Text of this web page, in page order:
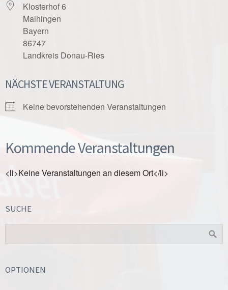
Klosterhof 6
Maihingen
Bayern
86747
Landkreis Donau-Ries
NÄCHSTE VERANSTALTUNG
Keine bevorstehenden Veranstaltungen
Kommende Veranstaltungen
<li>Keine Veranstaltungen an diesem Ort</li>
SUCHE
OPTIONEN